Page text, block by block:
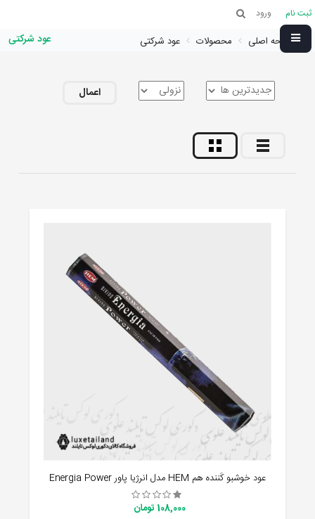
ثبت نام ورود
صفحه اصلی محصولات عود شرکتی عود شرکتی
اعمال
عود خوشبو کَننده هم HEM مدل انرژیا پاور Energia Power
108,000 تومان